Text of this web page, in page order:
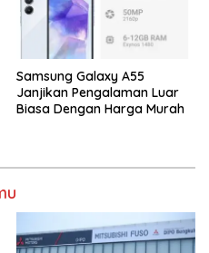
Samsung Galaxy A55
Janjikan Pengalaman Luar
Biasa Dengan Harga Murah